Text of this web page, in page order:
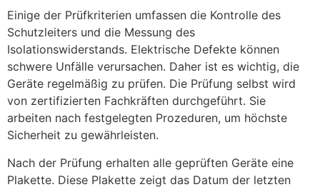
Einige der Prüfkriterien umfassen die Kontrolle des
Schutzleiters und die Messung des
Isolationswiderstands. Elektrische Defekte können
schwere Unfälle verursachen. Daher ist es wichtig, die
Geräte regelmäßig zu prüfen. Die Prüfung selbst wird
von zertifizierten Fachkräften durchgeführt. Sie
arbeiten nach festgelegten Prozeduren, um höchste
Sicherheit zu gewährleisten.
Nach der Prüfung erhalten alle geprüften Geräte eine
Plakette. Diese Plakette zeigt das Datum der letzten